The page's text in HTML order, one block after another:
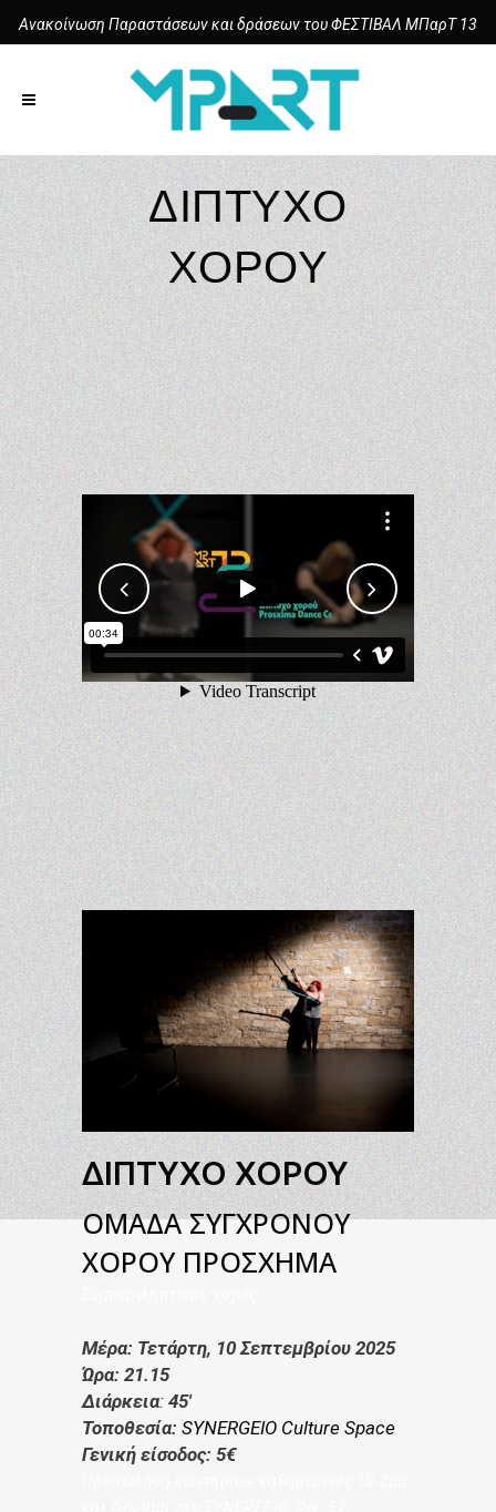
Ανακοίνωση Παραστάσεων και δράσεων του ΦΕΣΤΙΒΑΛ ΜΠαρΤ 13
ΔΊΠΤΥΧΟ
ΧΟΡΟΎ
ΔΊΠΤΥΧΟ ΧΟΡΟΎ
ΟΜΆΔΑ ΣΎΓΧΡΟΝΟΥ
ΧΟΡΟΎ ΠΡΌΣΧΗΜΑ
Μέρα: Τετάρτη, 10 Σεπτεμβρίου 2025
Ώρα: 21.15
Διάρκεια: 45′
Τοποθεσία: SYNERGEIO Culture Space
Γενική είσοδος: 5€